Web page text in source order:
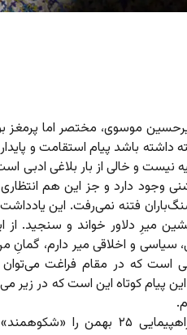
موسوی، مختصر اما پرمغز
باشد پیام استقامت و
نیست و خالی از بار بلاغی
وجود دارد و جز این هم انتظاری
فتنه نمی‌رفت. این یادداشت
میرِ دلاور خواند و سنجید. از
سیاسی و اخلاقی میر دارم، گمانِ‌
است که در مقام فراغت می‌توان
پیام کوتاه این است که در زیر
۱. میرحسین راهپیمایی ۲۵